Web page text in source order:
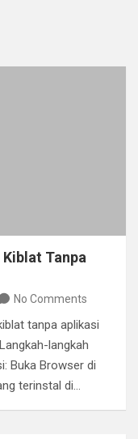
Tanpa
No Comments
tanpa aplikasi
langkah
Buka Browser di
terinstal di…